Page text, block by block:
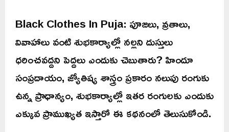
Black Clothes In Puja: పూజలు, వ్రతాలు,
వివాహాలు వంటి శుభకార్యాల్లో నల్లని దుస్తులు
ధరించవద్దని పెద్దలు ఎందుకు చెబుతారు? హిందూ
సంప్రదాయం, జ్యోతిష్య శాస్త్రం ప్రకారం నలుపు రంగుకు
ఉన్న ప్రాధాన్యం, శుభకార్యాల్లో ఇతర రంగులకు ఎందుకు
ఎక్కువ ప్రాముఖ్యత ఇస్తారో ఈ కథనంలో తెలుసుకోండి.